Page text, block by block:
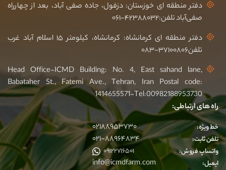
دفتر منطقه ای خوزستان: دزفول، جاده صفی آباد، بعد از چهارراه
صفی‌آباد تلفن:۴۲۳۸۸۰۳۲-۰۶۱
دفتر منطقه ای کرمانشاه: کرمانشاه، کیلومتر ۱۵ اسلام آباد غرب
تلفن۳۷۱۰۰۸۰۶-۰۸۳
Head Office-ICMD Building: No. 4, East sahand lane,
Babataher St., Fatemi Ave., Tehran, Iran Postal code:
1414655571-Tel:00982188953730
راه های ارتباطی:
خط ویژه: ۰۲۱۸۸۹۵۳۷۳۰
تلفن ثابت: ۰۲۱-۸۸۹۶۴۸۳۴
واتساپ فروش:
۰۹۱۲۲۷۱۶۵۰۱
ایمیل:
info@icmdfarm.com